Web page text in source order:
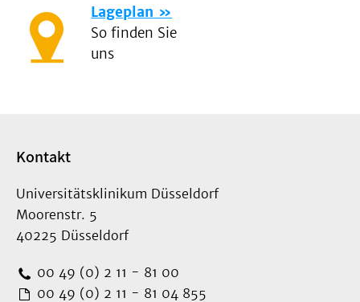
Lageplan
So finden Sie
uns
Kontakt
Universitätsklinikum Düsseldorf
Moorenstr. 5
40225 Düsseldorf
00 49 (0) 2 11 - 81 00
00 49 (0) 2 11 - 81 04 855